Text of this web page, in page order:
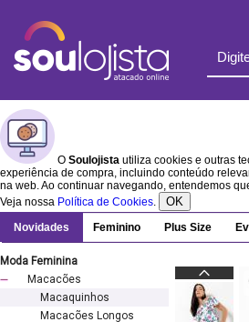
O Soulojista utiliza cookies e outras
experiência de compra, incluindo conteúdo
na web. Ao continuar navegando, entendemos
Veja nossa Política de Cookies. OK
Novidades Feminino Plus Size
Moda Feminina
Macacões
Macaquinhos
Macacões Longos